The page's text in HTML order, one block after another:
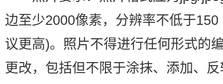
边至少2000像素，分辨率不低于150
议更高)。照片不得进行任何形式的
更改，包括但不限于涂抹、添加、